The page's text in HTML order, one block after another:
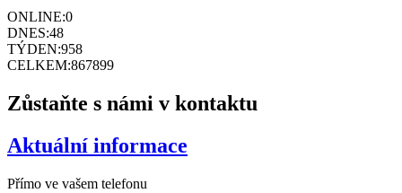
ONLINE:0
DNES:48
TÝDEN:958
CELKEM:867899
Zůstaňte s námi v kontaktu
Aktuální informace
Přímo ve vašem telefonu